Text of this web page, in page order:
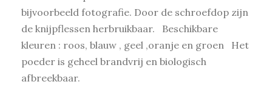
bijvoorbeeld fotografie. Door de schroefdop zijn
de knijpflessen herbruikbaar. Beschikbare
kleuren : roos, blauw , geel ,oranje en groen Het
poeder is geheel brandvrij en biologisch
afbreekbaar.